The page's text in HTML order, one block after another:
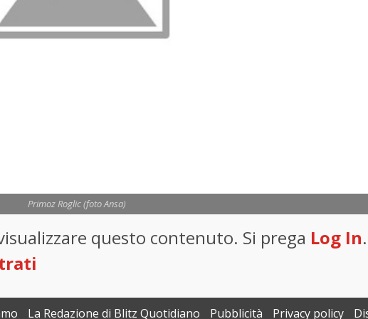
Primoz Roglic (foto Ansa)
questo contenuto. Si prega Log In.
La Redazione di Blitz Quotidiano Pubblicità Privacy policy